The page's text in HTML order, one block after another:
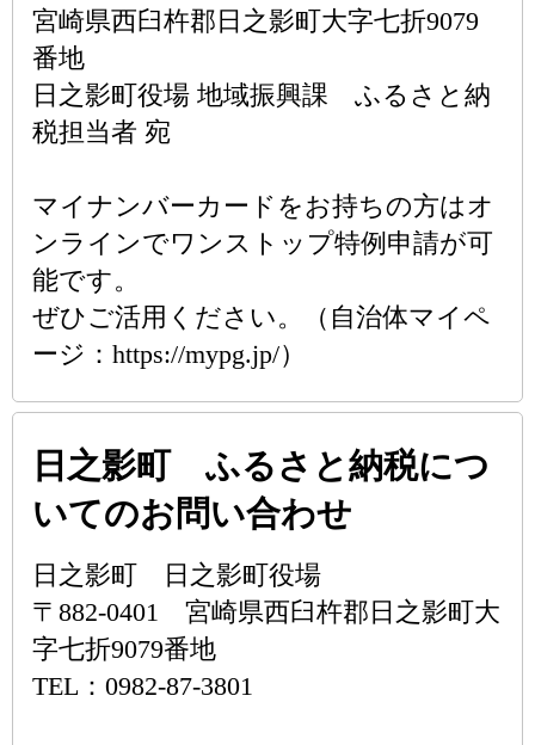
宮崎県西臼杵郡日之影町大字七折9079
番地
日之影町役場 地域振興課 ふるさと納
税担当者 宛
マイナンバーカードをお持ちの方はオ
ンラインでワンストップ特例申請が可
能です。
ぜひご活用ください。（自治体マイペ
ージ：https://mypg.jp/）
日之影町 ふるさと納税につ
いてのお問い合わせ
日之影町 日之影町役場
〒882-0401 宮崎県西臼杵郡日之影町大
字七折9079番地
TEL：0982-87-3801